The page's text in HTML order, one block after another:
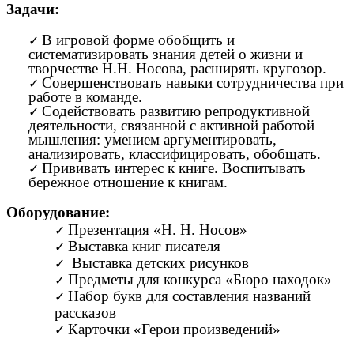
Задачи:
В игровой форме обобщить и
систематизировать знания детей о жизни и
творчестве Н.Н. Носова, расширять кругозор.
Совершенствовать навыки сотрудничества при
работе в команде.
Содействовать развитию репродуктивной
деятельности, связанной с активной работой
мышления: умением аргументировать,
анализировать, классифицировать, обобщать.
Прививать интерес к книге. Воспитывать
бережное отношение к книгам.
Оборудование:
Презентация «Н. Н. Носов»
Выставка книг писателя
Выставка детских рисунков
Предметы для конкурса «Бюро находок»
Набор букв для составления названий
рассказов
Карточки «Герои произведений»